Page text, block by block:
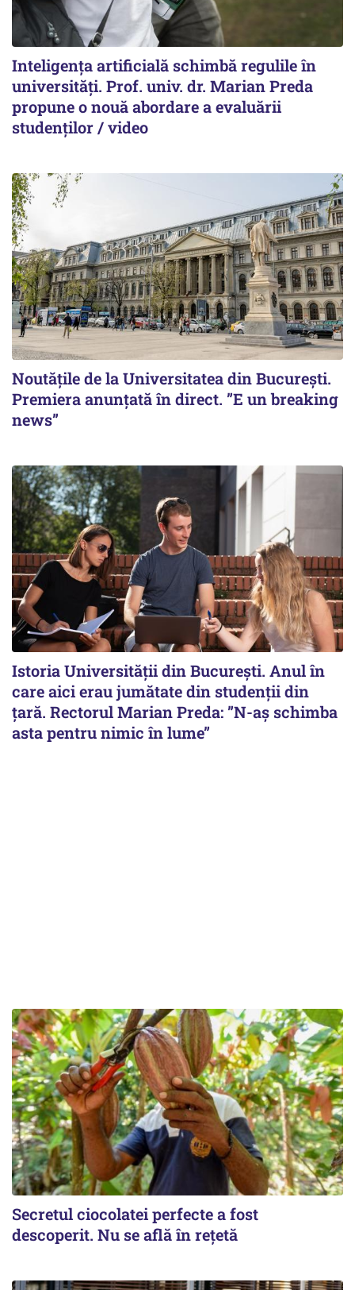
Inteligența artificială schimbă regulile în
universități. Prof. univ. dr. Marian Preda
propune o nouă abordare a evaluării
studenților / video
Noutățile de la Universitatea din București.
Premiera anunțată în direct. ”E un breaking
news”
Istoria Universității din București. Anul în
care aici erau jumătate din studenții din
țară. Rectorul Marian Preda: ”N-aș schimba
asta pentru nimic în lume”
Secretul ciocolatei perfecte a fost
descoperit. Nu se află în rețetă